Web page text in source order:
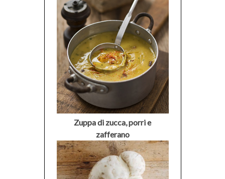
Zuppa di zucca, porri e
zafferano